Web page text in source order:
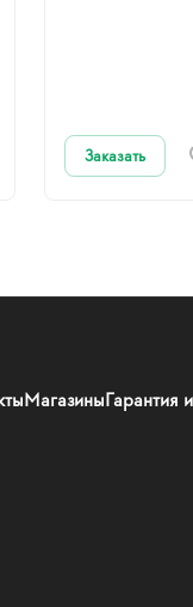
Заказать
МагазиныГарантия